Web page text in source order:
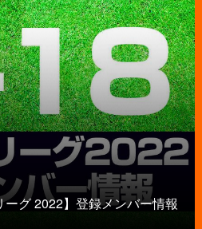
ーグ 2022】登録メンバー情報